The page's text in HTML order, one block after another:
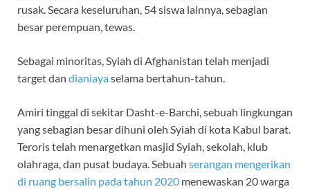
rusak. Secara keseluruhan, 54 siswa lainnya, sebagian
besar perempuan, tewas.
Sebagai minoritas, Syiah di Afghanistan telah menjadi
target dan dianiayaselama bertahun-tahun.
Amiri tinggal di sekitar Dasht-e-Barchi, sebuah lingkungan
yang sebagian besar dihuni oleh Syiah di kota Kabul barat.
Teroris telah menargetkan masjid Syiah, sekolah, klub
olahraga, dan pusat budaya. Sebuah serangan mengerikan
di ruang bersalin pada tahun 2020 menewaskan 20 warga